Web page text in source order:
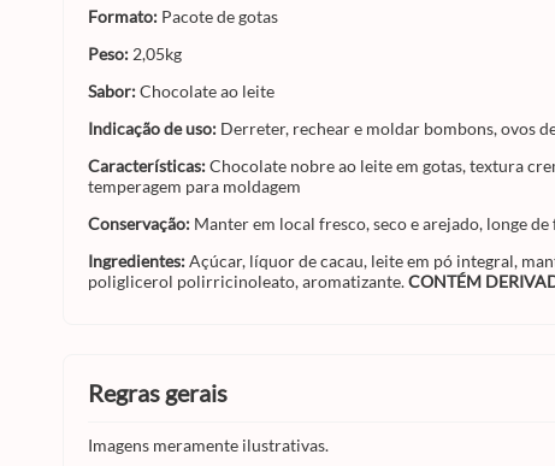
Formato: Pacote de gotas
Peso: 2,05kg
Sabor:Chocolate ao leite
Indicação de uso: Derreter, rechear e moldar bombons, ovos
Características:Chocolate nobre ao leite em gotas, textura
temperagem para moldagem
Conservação: Manter em local fresco, seco e arejado, longe
Ingredientes:Açúcar, líquor de cacau, leite em pó integral,
poliglicerol polirricinoleato, aromatizante.CONTÉM
regras gerais
Imagens meramente ilustrativas.